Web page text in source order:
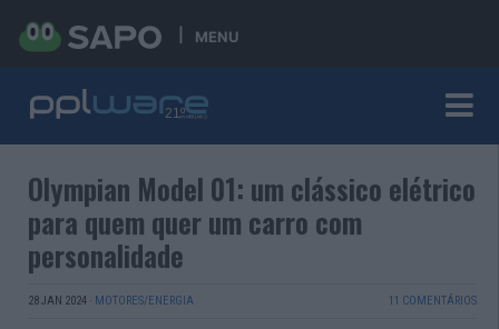
MENU
Olympian Model 01: um clássico elétrico
para quem quer um carro com
personalidade
28 JAN 2024 · MOTORES/ENERGIA 11 COMENTÁRIOS